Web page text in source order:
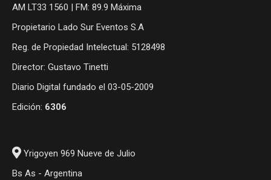
AM LT33 1560 | FM: 89.9 Máxima
Propietario Lado Sur Eventos S.A
Reg. de Propiedad Intelectual: 5128498
Director: Gustavo Tinetti
Diario Digital fundado el 03-05-2009
Edición: 6306
Yrigoyen 969 Nueve de Julio
Bs As - Argentina